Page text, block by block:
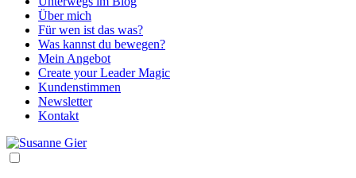
Über mich
Für wen ist das was?
Was kannst du bewegen?
Mein Angebot
Create your Leader Magic
Kundenstimmen
Newsletter
Kontakt